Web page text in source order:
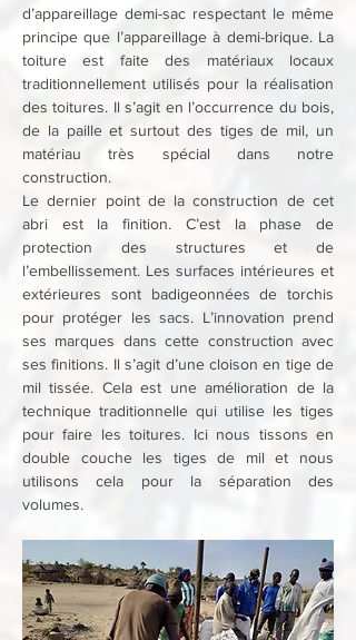
d’appareillage demi-sac respectant le même
principe que l’appareillage à demi-brique. La
toiture est faite des matériaux locaux
traditionnellement utilisés pour la réalisation
des toitures. Il s’agit en l’occurrence du bois,
de la paille et surtout des tiges de mil, un
matériau très spécial dans notre
construction.
Le dernier point de la construction de cet
abri est la finition. C’est la phase de
protection des structures et de
l’embellissement. Les surfaces intérieures et
extérieures sont badigeonnées de torchis
pour protéger les sacs. L’innovation prend
ses marques dans cette construction avec
ses finitions. Il s’agit d’une cloison en tige de
mil tissée. Cela est une amélioration de la
technique traditionnelle qui utilise les tiges
pour faire les toitures. Ici nous tissons en
double couche les tiges de mil et nous
utilisons cela pour la séparation des
volumes.